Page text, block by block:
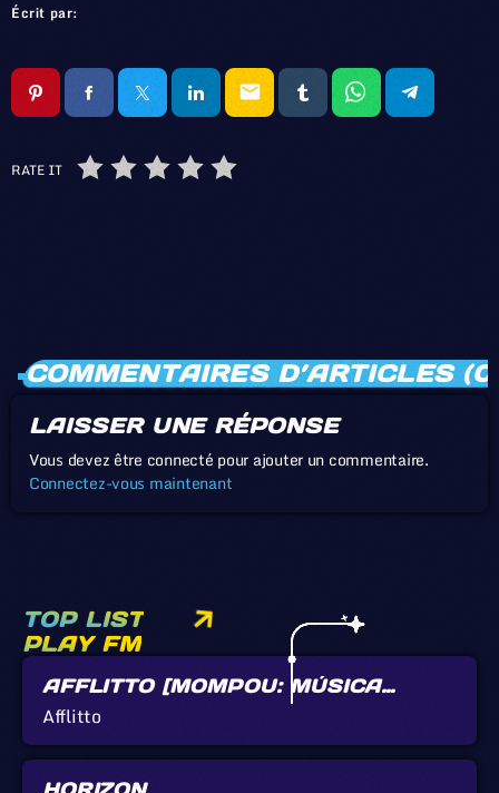
Écrit par:
email
RATE IT
COMMENTAIRES D’ARTICLES
LAISSER UNE RÉPONSE
Vous devez être connecté pour ajouter un commentaire.
Connectez-vous maintenant
TOP LIST
PLAY FM
AFFLITTO [MOMPOU: MÚSICA
CALLADA]
Afflitto